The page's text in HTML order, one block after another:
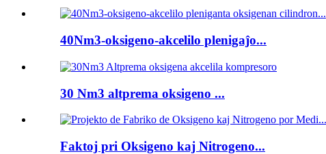
40Nm3-oksigeno-akcelilo plenigaĵo...
30 Nm3 altprema oksigeno ...
Faktoj pri Oksigeno kaj Nitrogeno...